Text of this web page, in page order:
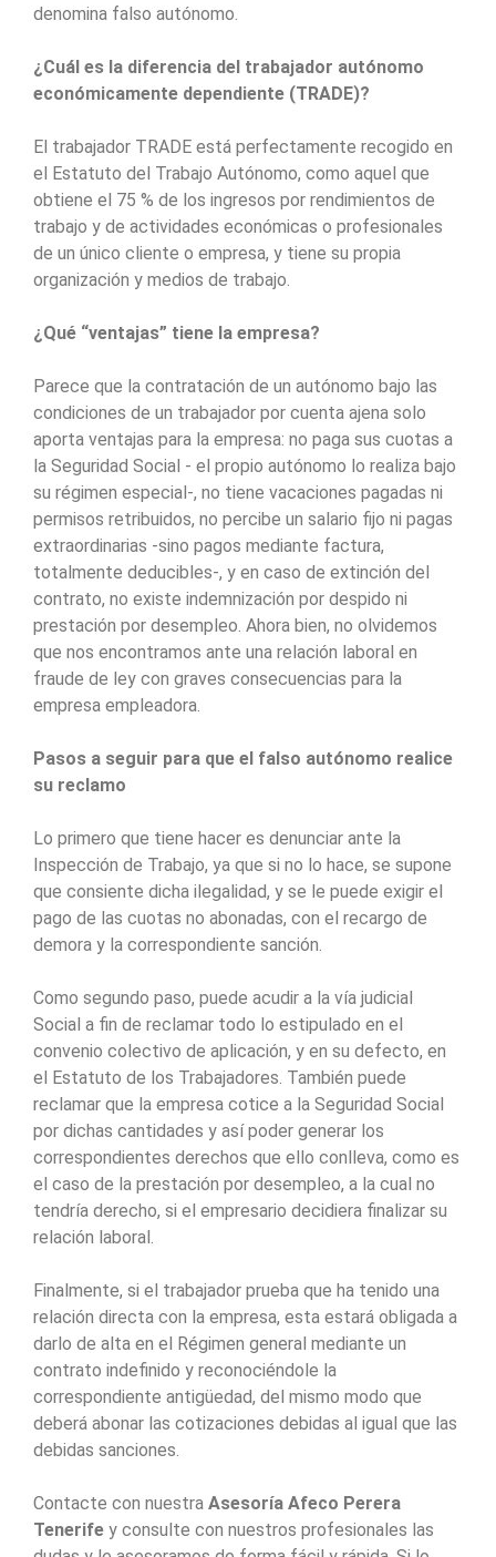
denomina falso autónomo.
¿Cuál es la diferencia del trabajador autónomo
económicamente dependiente (TRADE)?
El trabajador TRADE está perfectamente recogido en
el Estatuto del Trabajo Autónomo, como aquel que
obtiene el 75 % de los ingresos por rendimientos de
trabajo y de actividades económicas o profesionales
de un único cliente o empresa, y tiene su propia
organización y medios de trabajo.
¿Qué “ventajas” tiene la empresa?
Parece que la contratación de un autónomo bajo las
condiciones de un trabajador por cuenta ajena solo
aporta ventajas para la empresa: no paga sus cuotas a
la Seguridad Social - el propio autónomo lo realiza bajo
su régimen especial-, no tiene vacaciones pagadas ni
permisos retribuidos, no percibe un salario fijo ni pagas
extraordinarias -sino pagos mediante factura,
totalmente deducibles-, y en caso de extinción del
contrato, no existe indemnización por despido ni
prestación por desempleo. Ahora bien, no olvidemos
que nos encontramos ante una relación laboral en
fraude de ley con graves consecuencias para la
empresa empleadora.
Pasos a seguir para que el falso autónomo realice
su reclamo
Lo primero que tiene hacer es denunciar ante la
Inspección de Trabajo, ya que si no lo hace, se supone
que consiente dicha ilegalidad, y se le puede exigir el
pago de las cuotas no abonadas, con el recargo de
demora y la correspondiente sanción.
Como segundo paso, puede acudir a la vía judicial
Social a fin de reclamar todo lo estipulado en el
convenio colectivo de aplicación, y en su defecto, en
el Estatuto de los Trabajadores. También puede
reclamar que la empresa cotice a la Seguridad Social
por dichas cantidades y así poder generar los
correspondientes derechos que ello conlleva, como es
el caso de la prestación por desempleo, a la cual no
tendría derecho, si el empresario decidiera finalizar su
relación laboral.
Finalmente, si el trabajador prueba que ha tenido una
relación directa con la empresa, esta estará obligada a
darlo de alta en el Régimen general mediante un
contrato indefinido y reconociéndole la
correspondiente antigüedad, del mismo modo que
deberá abonar las cotizaciones debidas al igual que las
debidas sanciones.
Contacte con nuestra Asesoría Afeco Perera
Tenerife y consulte con nuestros profesionales las